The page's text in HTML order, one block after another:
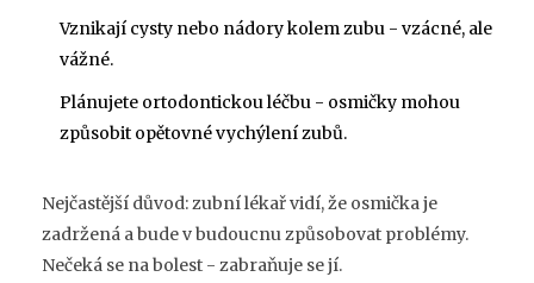
Vznikají cysty nebo nádory kolem zubu - vzácné, ale
vážné.
Plánujete ortodontickou léčbu - osmičky mohou
způsobit opětovné vychýlení zubů.
Nejčastější důvod: zubní lékař vidí, že osmička je
zadržená a bude v budoucnu způsobovat problémy.
Nečeká se na bolest - zabraňuje se jí.